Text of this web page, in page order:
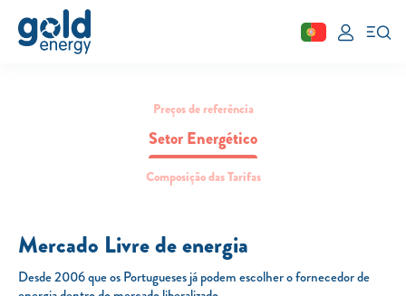
Solar
Painéis Solares
Preços de referência
Setor Energético
Composição das Tarifas
Mercado Livre de energia
Desde 2006 que os Portugueses já podem escolher o fornecedor de